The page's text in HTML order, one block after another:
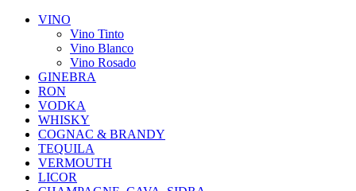
VINO
Vino Tinto
Vino Blanco
Vino Rosado
GINEBRA
RON
VODKA
WHISKY
COGNAC & BRANDY
TEQUILA
VERMOUTH
LICOR